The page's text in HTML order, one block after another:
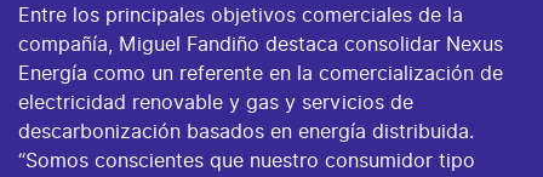
Entre los principales objetivos comerciales de la
compañía, Miguel Fandiño destaca consolidar Nexus
Energía como un referente en la comercialización de
electricidad renovable y gas y servicios de
descarbonización basados en energía distribuida.
“Somos conscientes que nuestro consumidor tipo